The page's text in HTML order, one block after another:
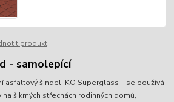
produkt
- samolepící
asfaltový šindel IKO Superglass – se používá
šikmých střechách rodinných domů,